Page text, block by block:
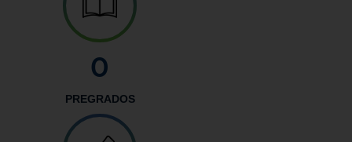
0
PREGRADOS